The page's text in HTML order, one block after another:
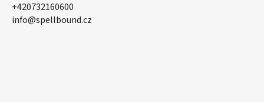
+420732160600
​info@spellbound.cz